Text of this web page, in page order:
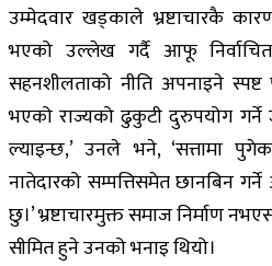
उम्मेदवार खड्काले भ्रष्टाचारकै
भएको उल्लेख गर्दै आफू निर्वाचित
सहनशीलताको नीति अपनाइने
भएको राज्यको ढुकुटी दुरुपयोग गर्ने
ल्याइन्छ,’ उनले भने, ‘सत्तामा
नातेदारको सम्पत्तिसमेत छानबिन
छु।’ भ्रष्टाचारमुक्त समाज निर्माण
सीमित हुने उनको भनाइ थियो।